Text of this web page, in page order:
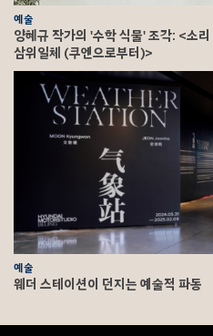
예술
양혜규 작가의 '수학 식물' 조각: <소
삼위일체 (쿠엔으로부터)>
예술
웨더 스테이션이 던지는 예술적 파동